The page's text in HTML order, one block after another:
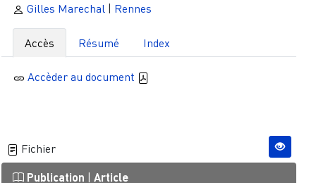
Gilles Marechal | Rennes
Accès Résumé Index
Accèder au document
Fichier
Publication Article